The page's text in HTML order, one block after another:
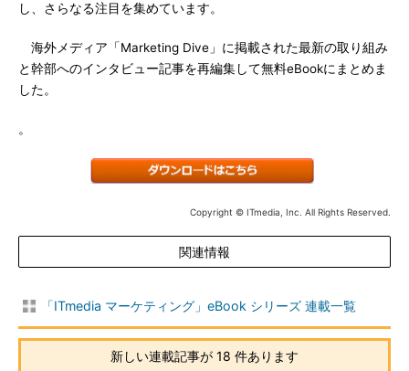
し、さらなる注目を集めています。
海外メディア「Marketing Dive」に掲載された最新の取り組み
と幹部へのインタビュー記事を再編集して無料eBookにまとめま
した。
。
Copyright © ITmedia, Inc. All Rights Reserved.
関連情報
「ITmedia マーケティング」eBook シリーズ 連載一覧
新しい連載記事が 18 件あります